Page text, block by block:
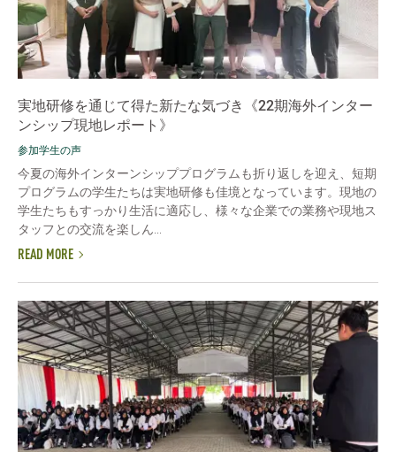
実地研修を通じて得た新たな気づき《22期海外インター
ンシップ現地レポート》
参加学生の声
今夏の海外インターンシッププログラムも折り返しを迎え、短期
プログラムの学生たちは実地研修も佳境となっています。現地の
学生たちもすっかり生活に適応し、様々な企業での業務や現地ス
タッフとの交流を楽しん...
READ MORE